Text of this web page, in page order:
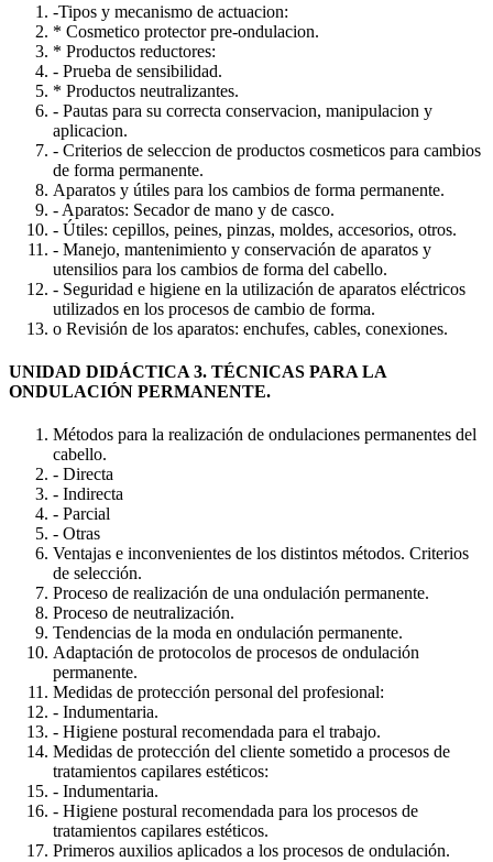
-Tipos y mecanismo de actuacion:
* Cosmetico protector pre-ondulacion.
* Productos reductores:
- Prueba de sensibilidad.
* Productos neutralizantes.
- Pautas para su correcta conservacion, manipulacion y
aplicacion.
- Criterios de seleccion de productos cosmeticos para cambios
de forma permanente.
Aparatos y útiles para los cambios de forma permanente.
- Aparatos: Secador de mano y de casco.
- Útiles: cepillos, peines, pinzas, moldes, accesorios, otros.
- Manejo, mantenimiento y conservación de aparatos y
utensilios para los cambios de forma del cabello.
- Seguridad e higiene en la utilización de aparatos eléctricos
utilizados en los procesos de cambio de forma.
o Revisión de los aparatos: enchufes, cables, conexiones.
UNIDAD DIDÁCTICA 3. TÉCNICAS PARA LA
ONDULACIÓN PERMANENTE.
Métodos para la realización de ondulaciones permanentes del
cabello.
- Directa
- Indirecta
- Parcial
- Otras
Ventajas e inconvenientes de los distintos métodos. Criterios
de selección.
Proceso de realización de una ondulación permanente.
Proceso de neutralización.
Tendencias de la moda en ondulación permanente.
Adaptación de protocolos de procesos de ondulación
permanente.
Medidas de protección personal del profesional:
- Indumentaria.
- Higiene postural recomendada para el trabajo.
Medidas de protección del cliente sometido a procesos de
tratamientos capilares estéticos:
- Indumentaria.
- Higiene postural recomendada para los procesos de
tratamientos capilares estéticos.
Primeros auxilios aplicados a los procesos de ondulación.